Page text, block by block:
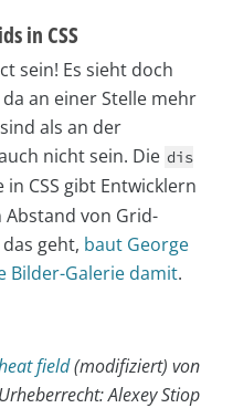
in CSS
sein! Es sieht doch
an einer Stelle mehr
als an der
nicht sein. Die dis
in CSS gibt Entwicklern
von Grid-
geht, baut George
Bilder-Galerie damit.
field(modifiziert) von
Alexey Stiop